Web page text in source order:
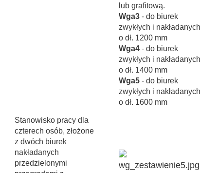
lub grafitową.
Wga3 - do biurek
zwykłych i nakładanych
o dł. 1200 mm
Wga4 - do biurek
zwykłych i nakładanych
o dł. 1400 mm
Wga5 - do biurek
zwykłych i nakładanych
o dł. 1600 mm
Stanowisko pracy dla
czterech osób, złożone
z dwóch biurek
nakładanych
przedzielonymi